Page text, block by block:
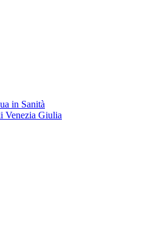
in Sanità
Venezia Giulia